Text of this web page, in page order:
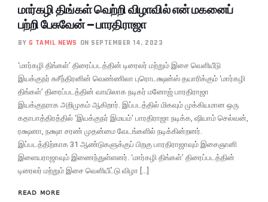
மார்கழி திங்கள் வெற்றி விழாவில் என் மகனைப்
பற்றி பேசுவேன் – பாரதிராஜா
BY G TAMIL NEWS ON SEPTEMBER 14, 2023
‘மார்கழி திங்கள்’ திரைப்படத்தின் டிரைலர் மற்றும் இசை வெளியீடு
இயக்குநர் சுசீந்திரனின் வெண்ணிலா புரொடக்ஷன்ஸ் தயாரிக்கும் ‘மார்கழி
திங்கள்’ திரைப்படத்தின் வாயிலாக நடிகர் மனோஜ் பாரதிராஜா
இயக்குநராக அறிமுகம் ஆகிறார். இப்படத்தில் மிகவும் முக்கியமான ஒரு
கதாபாத்திரத்தில் ‘இயக்குநர் இமயம்’ பாரதிராஜா நடிக்க, ஷியாம் செல்வன்,
ரக்ஷனா, நக்ஷா சரண் முதன்மை வேடங்களில் நடிக்கின்றனர்.
இப்படத்திற்காக 31 ஆண்டுகளுக்குப் பிறகு பாரதிராஜாவும் இசைஞானி
இளையராஜாவும் இணைந்துள்ளனர். ‘மார்கழி திங்கள்’ திரைப்படத்தின்
டிரைலர் மற்றும் இசை வெளியீட்டு விழா […]
READ MORE